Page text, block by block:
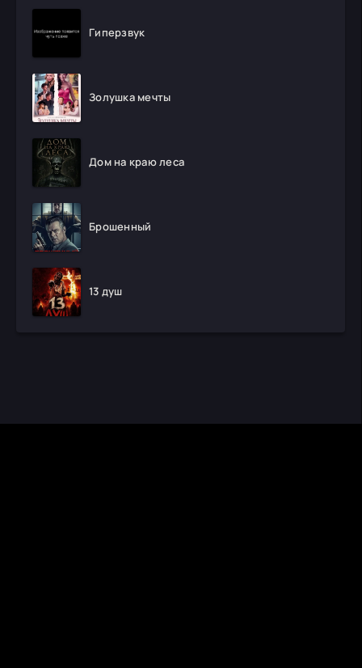
Гиперзвук
Золушка мечты
Дом на краю леса
Брошенный
13 душ